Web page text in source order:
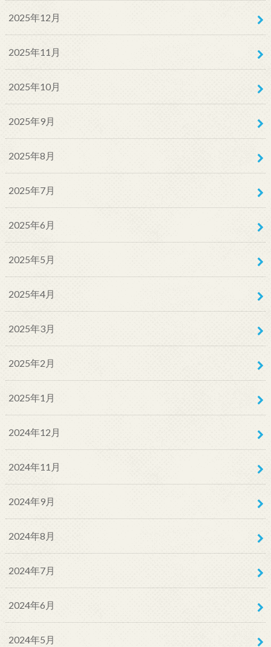
2025年12月
2025年11月
2025年10月
2025年9月
2025年8月
2025年7月
2025年6月
2025年5月
2025年4月
2025年3月
2025年2月
2025年1月
2024年12月
2024年11月
2024年9月
2024年8月
2024年7月
2024年6月
2024年5月